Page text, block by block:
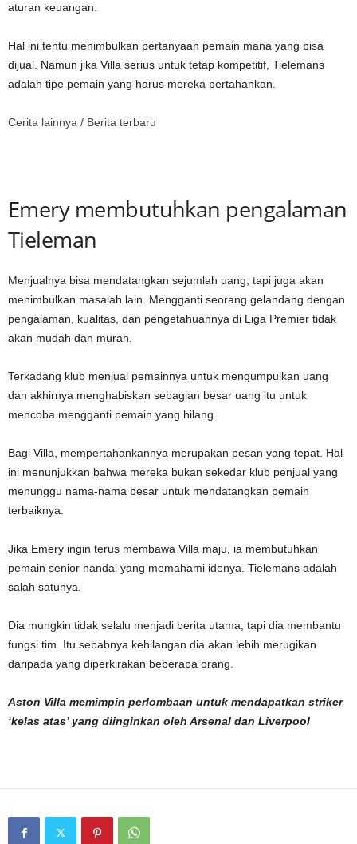
aturan keuangan.
Hal ini tentu menimbulkan pertanyaan pemain mana yang bisa
dijual. Namun jika Villa serius untuk tetap kompetitif, Tielemans
adalah tipe pemain yang harus mereka pertahankan.
Cerita lainnya / Berita terbaru
Emery membutuhkan pengalaman
Tieleman
Menjualnya bisa mendatangkan sejumlah uang, tapi juga akan
menimbulkan masalah lain. Mengganti seorang gelandang dengan
pengalaman, kualitas, dan pengetahuannya di Liga Premier tidak
akan mudah dan murah.
Terkadang klub menjual pemainnya untuk mengumpulkan uang
dan akhirnya menghabiskan sebagian besar uang itu untuk
mencoba mengganti pemain yang hilang.
Bagi Villa, mempertahankannya merupakan pesan yang tepat. Hal
ini menunjukkan bahwa mereka bukan sekedar klub penjual yang
menunggu nama-nama besar untuk mendatangkan pemain
terbaiknya.
Jika Emery ingin terus membawa Villa maju, ia membutuhkan
pemain senior handal yang memahami idenya. Tielemans adalah
salah satunya.
Dia mungkin tidak selalu menjadi berita utama, tapi dia membantu
fungsi tim. Itu sebabnya kehilangan dia akan lebih merugikan
daripada yang diperkirakan beberapa orang.
Aston Villa memimpin perlombaan untuk mendapatkan striker
‘kelas atas’ yang diinginkan oleh Arsenal dan Liverpool